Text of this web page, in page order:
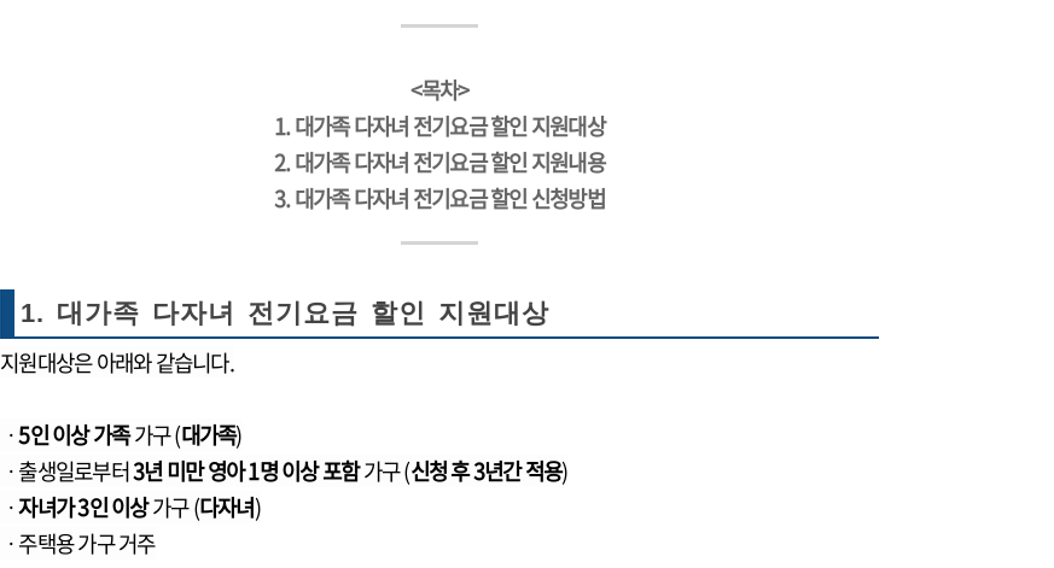
<목차>
1. 대가족 다자녀 전기요금 할인 지원대상
2. 대가족 다자녀 전기요금 할인 지원내용
3. 대가족 다자녀 전기요금 할인 신청방법
1. 대가족 다자녀 전기요금 할인 지원대상
지원대상은 아래와 같습니다.
ㆍ5인 이상 가족가구 (대가족)
ㆍ출생일로부터3년 미만 영아 1명 이상 포함가구 (신청 후 3년간 적용)
ㆍ자녀가 3인 이상가구 (다자녀)
ㆍ주택용 가구 거주